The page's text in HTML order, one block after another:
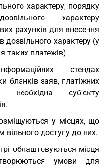
характеру, порядку
характеру
рахунків для внесення
дозвільного характеру (у
таких платежів).
стендах
бланків заяв, платіжних
суб'єкту
у місцях, що
вільного доступу до них.
облаштовуються місця
умови для